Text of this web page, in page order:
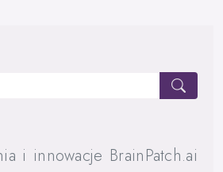
i innowacje BrainPatch.ai